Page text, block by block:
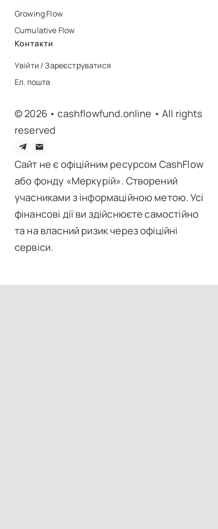
Growing Flow
Cumulative Flow
Контакти
Увійти / Зареєструватися
Ел. пошта
© 2026 • cashflowfund.online • All rights
reserved
Сайт не є офіційним ресурсом CashFlow
або фонду «Меркурій». Створений
учасниками з інформаційною метою. Усі
фінансові дії ви здійснюєте самостійно
та на власний ризик через офіційні
сервіси.